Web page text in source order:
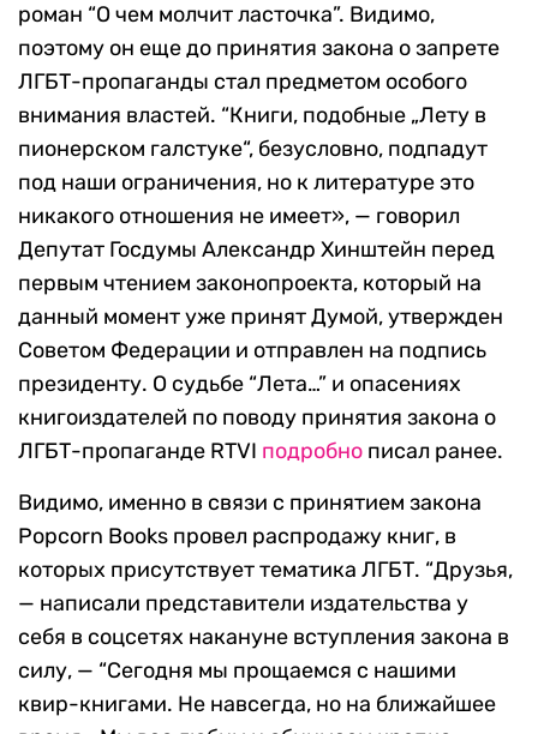
роман “О чем молчит ласточка”. Видимо,
поэтому он еще до принятия закона о запрете
ЛГБТ-пропаганды стал предметом особого
внимания властей. “Книги, подобные „Лету в
пионерском галстуке“, безусловно, подпадут
под наши ограничения, но к литературе это
никакого отношения не имеет», — говорил
Депутат Госдумы Александр Хинштейн перед
первым чтением законопроекта, который на
данный момент уже принят Думой, утвержден
Советом Федерации и отправлен на подпись
президенту. О судьбе “Лета…” и опасениях
книгоиздателей по поводу принятия закона о
ЛГБТ-пропаганде RTVI подробно писал ранее.
Видимо, именно в связи с принятием закона
Popcorn Books провел распродажу книг, в
которых присутствует тематика ЛГБТ. “Друзья,
— написали представители издательства у
себя в соцсетях накануне вступления закона в
силу, — “Сегодня мы прощаемся с нашими
квир-книгами. Не навсегда, но на ближайшее